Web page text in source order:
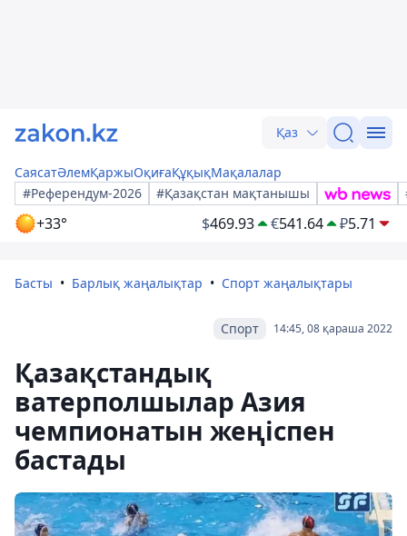
Қаз
СаясатӘлемҚаржыОқиғаҚұқықМақалалар
#Референдум-2026
#Қазақстан мақтанышы
+33° $469.93 €541.64 ₽5.71
Басты Барлық жаңалықтар Спорт жаңалықтары
14:45, 08 қараша 2022
Спорт
Қазақстандық
ватерполшылар Азия
чемпионатын жеңіспен
бастады